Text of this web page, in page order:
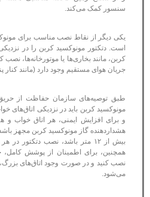
سنسور کمک می‌کند.
یکی دیگر از نقاط نصب مناسب برای
است. دتکتور مونوکسید کربن را در
کربن، مانند بخاری‌ها یا موتورخانه‌ها،
جریان هوای مستقیم وجود دارد (مانند کنار
مونوکسید کربن باید در نزدیکی اتاق‌های
و برای افزایش ایمنی، هر اتاق خواب و
هشداردهنده گاز مونوکسید کربن مجهز
بیش از ۱۲ متر باشد، نصب
همچنین، برای اطمینان از پوشش
نصب کنید و در صورت وجود اتاق‌های بزرگ،
می‌شود.